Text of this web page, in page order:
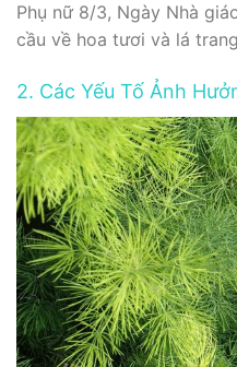
Phụ nữ 8/3, Ngày Nhà
cầu về hoa tươi và lá
2. Các Yếu Tố Ảnh